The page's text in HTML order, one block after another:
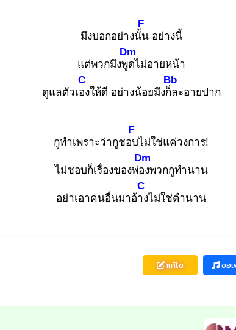
มึงบอกอย่างนั้น
F
อย่างนี้
แต่พวกมึงพูด
Dm
ไม่อายหน้า
ดูแลตัวเอง
C
ให้ดี อย่างน้อยมึงก็ล
Bb
ะอายปาก
กูทำเพราะว่ากูชอบ
F
ไม่ใช่แค่วงการ!
ไม่ชอบก็เรื่องของพ่อง
Dm
พวกกูทำนาน
อย่าเอาคนอื่นมาอ้าง
C
ไม่ใช่ตำนาน
แก้ไข ขอ